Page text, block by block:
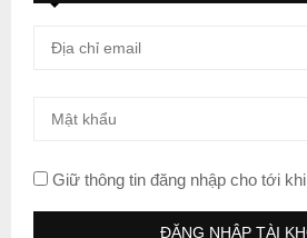
Giữ thông tin đăng nhập cho tới